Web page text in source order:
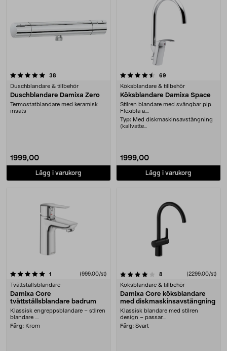
38
Duschblandare & tillbehör
Duschblandare Damixa Zero
Termostatblandare med keramisk
insats
1999,00
Lägg i varukorg
4.5 av 5 stjärnor 69
Köksblandare & tillbehör
Köksblandare Damixa Space
Stilren blandare med svängbar pip.
Flexibla a....
Typ: Med diskmaskinsavstängning
(kallvatte...
1999,00
Lägg i varukorg
1 (999,00/st)
Tvättställsblandare
Damixa Core
tvättställsblandare badrum
Klassisk engreppsblandare – stilren
blandare ....
Färg: Krom
4.0 av 5 stjärnor 8 recensioner(2299,00/st)
Köksblandare & tillbehör
Damixa Core köksblandare
med diskmaskinsavstängning
Klassisk blandare med stilren
design – passar....
Färg: Svart